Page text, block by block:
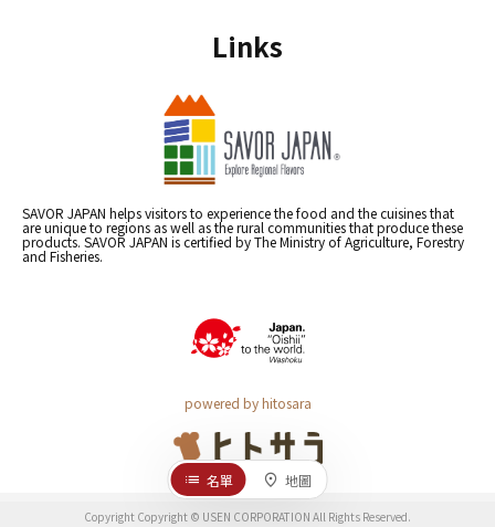
Links
SAVOR JAPAN helps visitors to experience the food and the cuisines that
are unique to regions as well as the rural communities that produce these
products. SAVOR JAPAN is certified by The Ministry of Agriculture, Forestry
and Fisheries.
powered by hitosara
名單 地圖
Copyright Copyright © USEN CORPORATION All Rights Reserved.